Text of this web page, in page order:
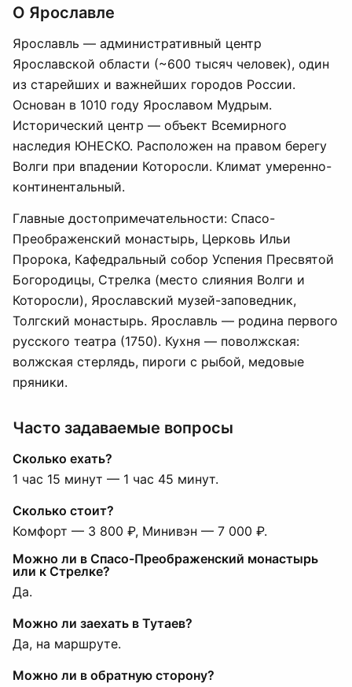
О Ярославле
Ярославль — административный центр
Ярославской области (~600 тысяч человек), один
из старейших и важнейших городов России.
Основан в 1010 году Ярославом Мудрым.
Исторический центр — объект Всемирного
наследия ЮНЕСКО. Расположен на правом берегу
Волги при впадении Которосли. Климат умеренно-
континентальный.
Главные достопримечательности: Спасо-
Преображенский монастырь, Церковь Ильи
Пророка, Кафедральный собор Успения Пресвятой
Богородицы, Стрелка (место слияния Волги и
Которосли), Ярославский музей-заповедник,
Толгский монастырь. Ярославль — родина первого
русского театра (1750). Кухня — поволжская:
волжская стерлядь, пироги с рыбой, медовые
пряники.
Часто задаваемые вопросы
Сколько ехать?
1 час 15 минут — 1 час 45 минут.
Сколько стоит?
Комфорт — 3 800 ₽, Минивэн — 7 000 ₽.
Можно ли в Спасо-Преображенский монастырь
или к Стрелке?
Да.
Можно ли заехать в Тутаев?
Да, на маршруте.
Можно ли в обратную сторону?